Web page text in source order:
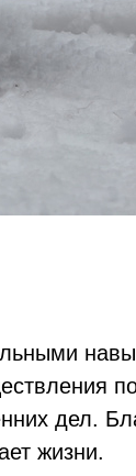
дел.
жизни.